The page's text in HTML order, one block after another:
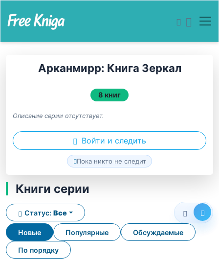
Арканмирр: Книга Зеркал
8 книг
Описание серии отсутствует.
Войти и следить
Пока никто не следит
Книги серии
Новые Популярные Обсуждаемые
По порядку
Статус: Все